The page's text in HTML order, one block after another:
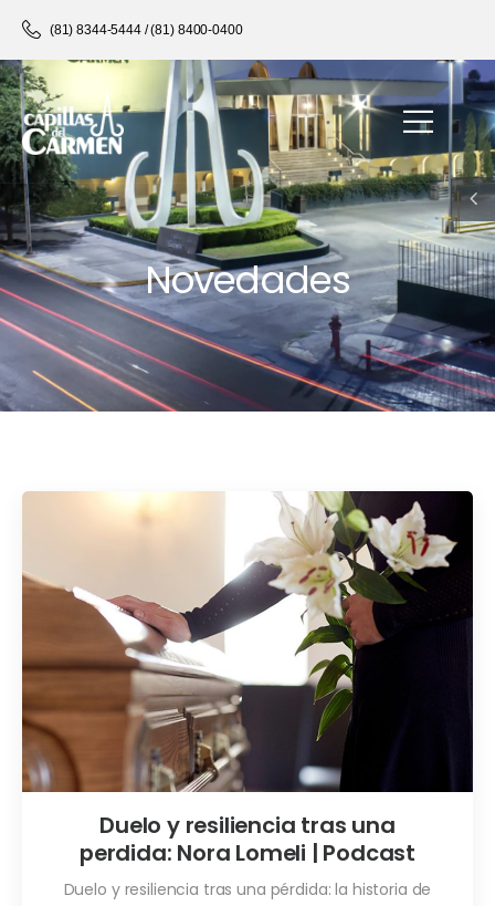
(81) 8344-5444 / (81) 8400-0400
Novedades
Duelo y resiliencia tras una
perdida: Nora Lomeli | Podcast
Duelo y resiliencia tras una pérdida: la historia de